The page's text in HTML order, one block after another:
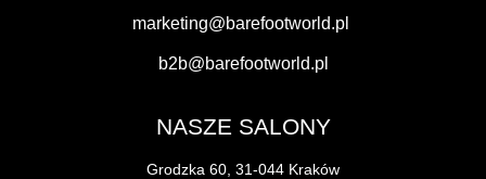
marketing@barefootworld.pl
b2b@barefootworld.pl
NASZE SALONY
Grodzka 60, 31-044 Kraków